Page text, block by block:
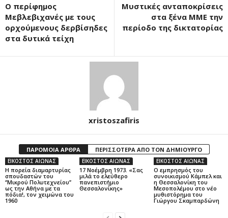
Ο περίφημος
Μεβλεβιχανές με τους
ορχούμενους δερβίσηδες
στα δυτικά τείχη
Μυστικές ανταποκρίσεις
στα ξένα ΜΜΕ την
περίοδο της δικτατορίας
xristoszafiris
ΠΑΡΟΜΟΙΑ ΑΡΘΡΑ ΠΕΡΙΣΣΟΤΕΡΑ ΑΠΟ ΤΟΝ ΔΗΜΙΟΥΡΓΟ
ΕΙΚΟΣΤΟΣ ΑΙΩΝΑΣ
Η πορεία διαμαρτυρίας
σπουδαστών του
‘’Μικρού Πολυτεχνείου’’
ως την Αθήνα με τα
πόδια!, τον χειμώνα του
1960
ΕΙΚΟΣΤΟΣ ΑΙΩΝΑΣ
17 Νοέμβρη 1973. «Σας
μιλά το ελεύθερο
πανεπιστήμιο
Θεσσαλονίκης»
ΕΙΚΟΣΤΟΣ ΑΙΩΝΑΣ
Ο εμπρησμός του
συνοικισμού Κάμπελ και
η Θεσσαλονίκη του
Μεσοπολέμου στο νέο
μυθιστόρημα του
Γιώργου Σκαμπαρδώνη